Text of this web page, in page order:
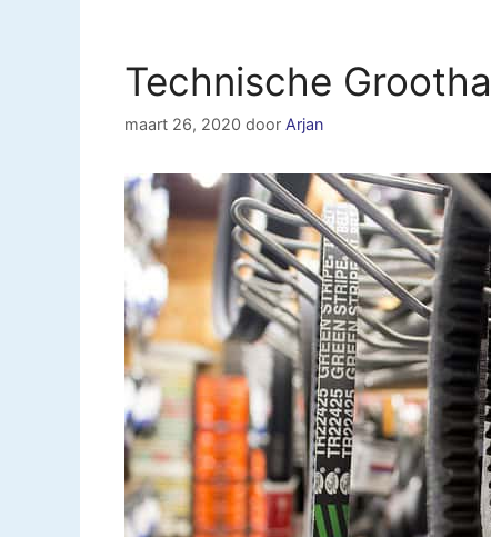
Technische
maart 26, 2020 door Arjan